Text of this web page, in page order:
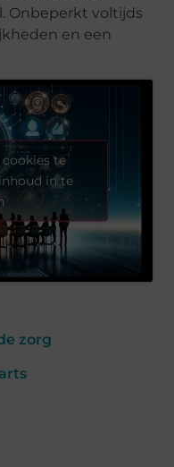
Onbeperkt voltijds
en een
te
in te
zorg